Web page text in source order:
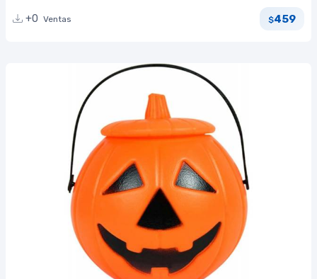
+0 Ventas $459